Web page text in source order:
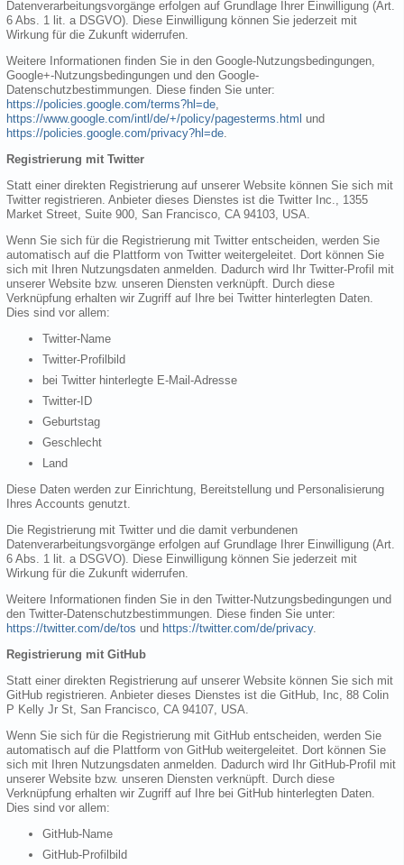
Datenverarbeitungsvorgänge erfolgen auf Grundlage Ihrer Einwilligung (Art.
6 Abs. 1 lit. a DSGVO). Diese Einwilligung können Sie jederzeit mit
Wirkung für die Zukunft widerrufen.
Weitere Informationen finden Sie in den Google-Nutzungsbedingungen,
Google+-Nutzungsbedingungen und den Google-
Datenschutzbestimmungen. Diese finden Sie unter:
https://policies.google.com/terms?hl=de,
https://www.google.com/intl/de/+/policy/pagesterms.html und
https://policies.google.com/privacy?hl=de.
Registrierung mit Twitter
Statt einer direkten Registrierung auf unserer Website können Sie sich mit
Twitter registrieren. Anbieter dieses Dienstes ist die Twitter Inc., 1355
Market Street, Suite 900, San Francisco, CA 94103, USA.
Wenn Sie sich für die Registrierung mit Twitter entscheiden, werden Sie
automatisch auf die Plattform von Twitter weitergeleitet. Dort können Sie
sich mit Ihren Nutzungsdaten anmelden. Dadurch wird Ihr Twitter-Profil mit
unserer Website bzw. unseren Diensten verknüpft. Durch diese
Verknüpfung erhalten wir Zugriff auf Ihre bei Twitter hinterlegten Daten.
Dies sind vor allem:
Twitter-Name
Twitter-Profilbild
bei Twitter hinterlegte E-Mail-Adresse
Twitter-ID
Geburtstag
Geschlecht
Land
Diese Daten werden zur Einrichtung, Bereitstellung und Personalisierung
Ihres Accounts genutzt.
Die Registrierung mit Twitter und die damit verbundenen
Datenverarbeitungsvorgänge erfolgen auf Grundlage Ihrer Einwilligung (Art.
6 Abs. 1 lit. a DSGVO). Diese Einwilligung können Sie jederzeit mit
Wirkung für die Zukunft widerrufen.
Weitere Informationen finden Sie in den Twitter-Nutzungsbedingungen und
den Twitter-Datenschutzbestimmungen. Diese finden Sie unter:
https://twitter.com/de/tos und https://twitter.com/de/privacy.
Registrierung mit GitHub
Statt einer direkten Registrierung auf unserer Website können Sie sich mit
GitHub registrieren. Anbieter dieses Dienstes ist die GitHub, Inc, 88 Colin
P Kelly Jr St, San Francisco, CA 94107, USA.
Wenn Sie sich für die Registrierung mit GitHub entscheiden, werden Sie
automatisch auf die Plattform von GitHub weitergeleitet. Dort können Sie
sich mit Ihren Nutzungsdaten anmelden. Dadurch wird Ihr GitHub-Profil mit
unserer Website bzw. unseren Diensten verknüpft. Durch diese
Verknüpfung erhalten wir Zugriff auf Ihre bei GitHub hinterlegten Daten.
Dies sind vor allem:
GitHub-Name
GitHub-Profilbild